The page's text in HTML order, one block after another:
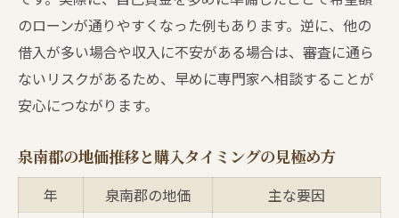
のローンが通りやすくなった例もあります。逆に、他の
借入が多い場合や収入に不安がある場合は、審査に通ら
ないリスクがあるため、早めに専門家へ相談することが
安心につながります。
泉南郡の地価推移と購入タイミングの見極め方
年 泉南郡の地価
主な要因